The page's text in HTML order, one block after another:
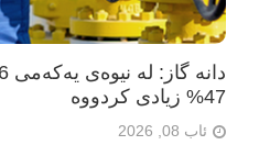
47% زیادی کردووە
ئاب 08, 2026